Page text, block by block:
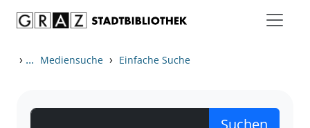
› ... Mediensuche › Einfache Suche